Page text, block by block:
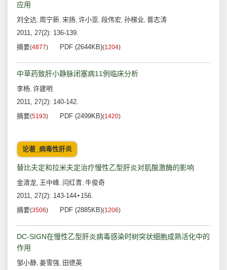
应用
刘全达, 周宁新, 宋扬, 许小亚, 段伟宏, 孙梯业, 晋志涛
2011, 27(2): 136-139.
摘要(4877) PDF (2644KB)(1204)
中草药致肝小静脉闭塞病11例临床分析
李杨, 许建明
2011, 27(2): 140-142.
摘要(5193) PDF (2499KB)(1420)
论著_病毒性肝炎
替比夫定和拉米夫定治疗慢性乙型肝炎对肌酸激酶的影响
金清龙, 王中峰, 闫红青, 牛俊奇
2011, 27(2): 143-144+156.
摘要(3506) PDF (2885KB)(1206)
DC-SIGN在慢性乙型肝炎病毒感染时树突状细胞成熟活化中的
作用
邹小静, 姜雪强, 田德英